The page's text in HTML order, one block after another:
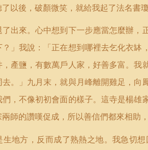
以後，破顏微笑，就給我起了法名書
出來。心中想到下一步應當怎麼辦
」我說：「正在想到哪裡去乞化衣
產鹽，有數萬戶人家，好善多富。
。」九月末，就與月峰離開雞足，
，不像初初會面的樣子。這寺是楊
師的讚嘆促成，所以善信們都來相助
生地方，反而成了熟熱之地。我急切